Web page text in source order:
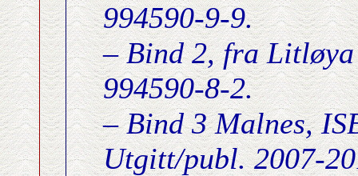
994590-9-9.
– Bind 2, fra
994590-8-2.
– Bind 3 Malnes,
Utgitt/publ. 2007-